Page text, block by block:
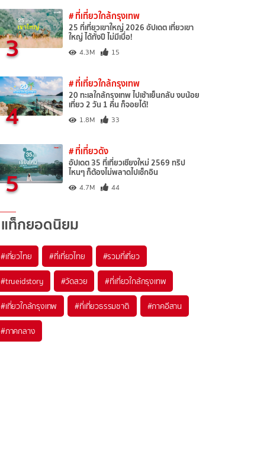
3
# ที่เที่ยวใกล้กรุงเทพ
25 ที่เที่ยวเขาใหญ่ 2026 อัปเดต เที่ยวเขา
ใหญ่ ได้ทั้งปี ไม่มีเบื่อ!
4.3M 15
4
# ที่เที่ยวใกล้กรุงเทพ
20 ทะเลใกล้กรุงเทพ ไปเช้าเย็นกลับ งบน้อย
เที่ยว 2 วัน 1 คืน ก็จอยได้!
1.8M 33
5
# ที่เที่ยวดัง
อัปเดต 35 ที่เที่ยวเชียงใหม่ 2569 ทริป
ไหนๆ ก็ต้องไม่พลาดไปเช็กอิน
4.7M 44
แท็กยอดนิยม
#เที่ยวไทย #ที่เที่ยวไทย #รวมที่เที่ยว
#trueidstory #วัดสวย #ที่เที่ยวใกล้กรุงเทพ
#เที่ยวใกล้กรุงเทพ #ที่เที่ยวธรรมชาติ #ภาคอีสาน
#ภาคกลาง